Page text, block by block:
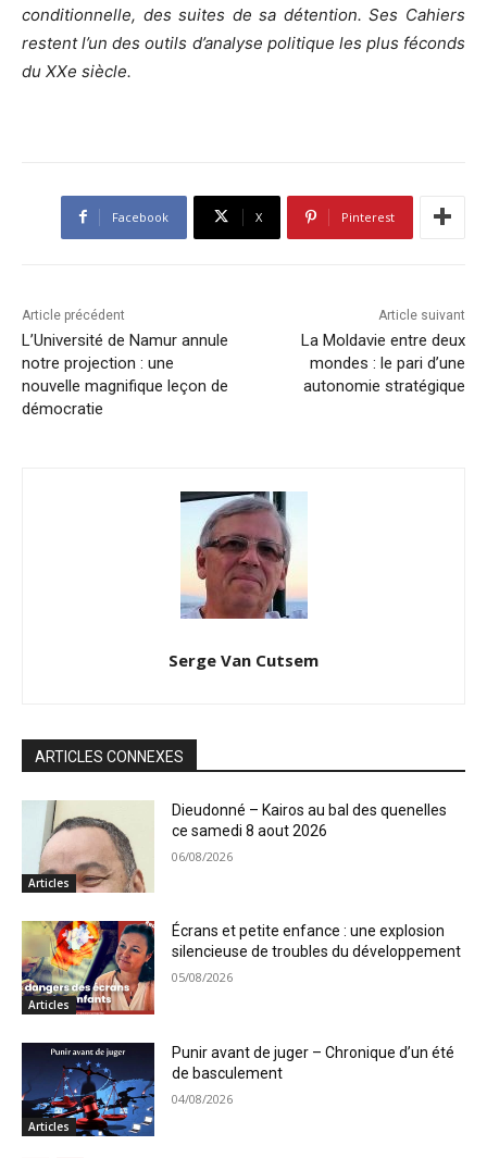
conditionnelle, des suites de sa détention. Ses Cahiers
restent l’un des outils d’analyse politique les plus féconds
du XXe siècle.
Facebook X Pinterest
Article précédent
L’Université de Namur annule
notre projection : une
nouvelle magnifique leçon de
démocratie
Article suivant
La Moldavie entre deux
mondes : le pari d’une
autonomie stratégique
Serge Van Cutsem
ARTICLES CONNEXES
Articles
Dieudonné – Kairos au bal des quenelles
ce samedi 8 aout 2026
06/08/2026
Articles
Écrans et petite enfance : une explosion
silencieuse de troubles du développement
05/08/2026
Articles
Punir avant de juger – Chronique d’un été
de basculement
04/08/2026